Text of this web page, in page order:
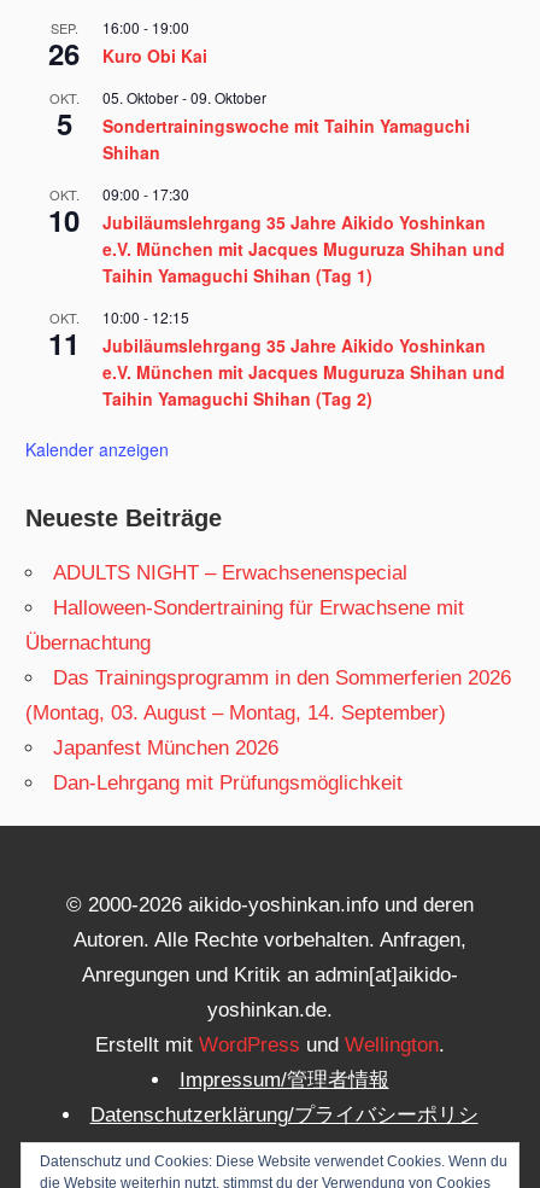
SEP.
26
16:00 - 19:00
Kuro Obi Kai
OKT.
5
05. Oktober-09. Oktober
Sondertrainingswoche mit Taihin Yamaguchi
Shihan
OKT.
10
09:00 - 17:30
Jubiläumslehrgang 35 Jahre Aikido Yoshinkan
e.V. München mit Jacques Muguruza Shihan und
Taihin Yamaguchi Shihan (Tag 1)
OKT.
11
10:00 - 12:15
Jubiläumslehrgang 35 Jahre Aikido Yoshinkan
e.V. München mit Jacques Muguruza Shihan und
Taihin Yamaguchi Shihan (Tag 2)
Kalender anzeigen
Neueste Beiträge
ADULTS NIGHT – Erwachsenenspecial
Halloween-Sondertraining für Erwachsene mit
Übernachtung
Das Trainingsprogramm in den Sommerferien 2026
(Montag, 03. August – Montag, 14. September)
Japanfest München 2026
Dan-Lehrgang mit Prüfungsmöglichkeit
© 2000-2026 aikido-yoshinkan.info und deren
Autoren. Alle Rechte vorbehalten. Anfragen,
Anregungen und Kritik an admin[at]aikido-
yoshinkan.de.
Erstellt mit WordPress und Wellington.
Impressum/管理者情報
Datenschutzerklärung/プライバシーポリシ
ー
Datenschutz und Cookies: Diese Website verwendet Cookies. Wenn du
die Website weiterhin nutzt, stimmst du der Verwendung von Cookies